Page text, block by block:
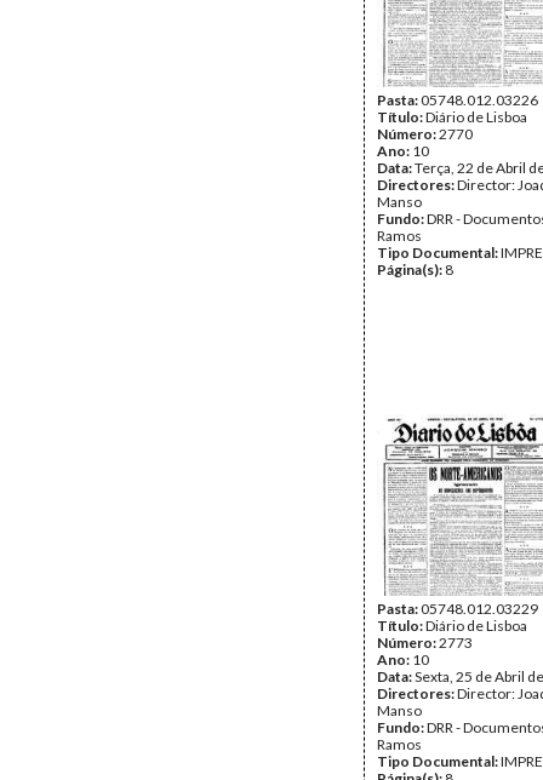
Pasta:05748.012.03226
Título:Diário de Lisboa
Número:2770
Ano: 10
Data:Terça, 22 de Abril
Directores:Director:
Manso
Fundo:DRR -
Ramos
Tipo Documental:
Página(s): 8
Pasta:05748.012.03229
Título:Diário de Lisboa
Número:2773
Ano: 10
Data:Sexta, 25 de Abril
Directores:Director:
Manso
Fundo:DRR -
Ramos
Tipo Documental: